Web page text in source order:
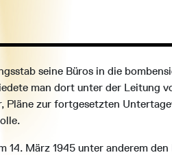
seine Büros in die
man dort unter der Leitung
Pläne zur fortgesetzten
14. März 1945 unter anderem